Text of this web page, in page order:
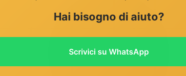
Hai bisogno di aiuto?
Scrivici su WhatsApp